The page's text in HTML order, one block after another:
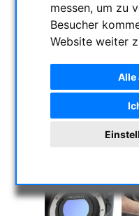
messen, um zu
Besucher
Website weiter
Alle